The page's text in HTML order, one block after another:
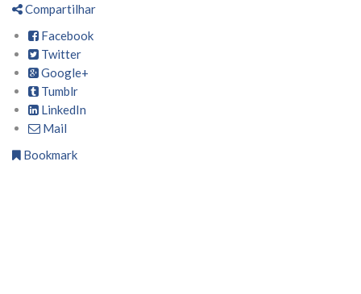
Compartilhar
Facebook
Twitter
Google+
Tumblr
LinkedIn
Mail
Bookmark